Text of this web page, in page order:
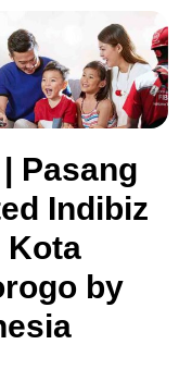
Pasang
Indibiz
Kota
by